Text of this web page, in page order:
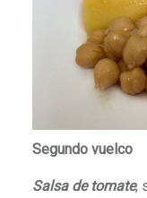
Segundo vuelco
Salsa de tomate,